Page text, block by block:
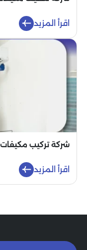
اقرأ المزيد
شركة تركيب
اقرأ المزيد